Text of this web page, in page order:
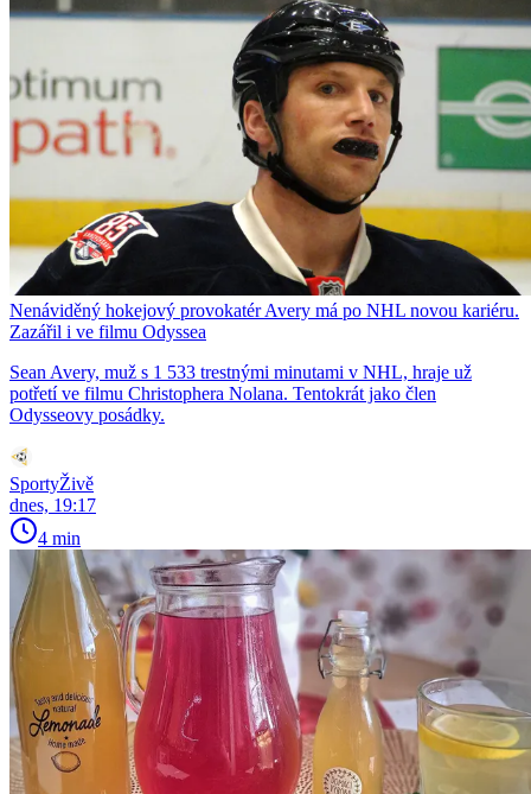
Nenáviděný hokejový provokatér Avery má po NHL novou kariéru.
Zazářil i ve filmu Odyssea
Sean Avery, muž s 1 533 trestnými minutami v NHL, hraje už
potřetí ve filmu Christophera Nolana. Tentokrát jako člen
Odysseovy posádky.
SportyŽivě
dnes, 19:17
4 min